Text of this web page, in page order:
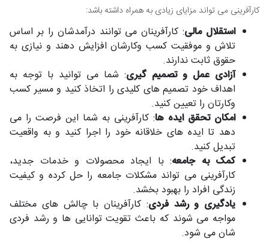
کارآفرینی می تواند مزایای زیادی به همراه داشته باشد:
استقلال مالی: کارآفرینان می توانند درآمدشان را بر اساس
تلاش و موفقیت کسب وکارشان افزایش دهند و نیازی به
حقوق ثابت ندارند.
آزادی عمل و تصمیم گیری: شما می توانید با توجه به
اهداف خود تصمیم های کلیدی را اتخاذ کنید و مسیر کسب
وکارتان را تعیین کنید.
امکان تحقق ایده ها: کارآفرینی به شما این فرصت را می
دهد تا ایده های خلاقانه خود را اجرا کنید و به واقعیت
تبدیل کنید.
کمک به جامعه: با ایجاد محصولات و خدمات جدید،
کارآفرینی می تواند مشکلات جامعه را حل کرده و کیفیت
زندگی افراد را بهبود بخشد.
یادگیری و رشد فردی: کارآفرینان با چالش های مختلف
مواجه می شوند که باعث تقویت توانایی ها و رشد فردی
شان می شود.